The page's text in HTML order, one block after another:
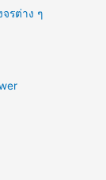
รต่าง ๆ